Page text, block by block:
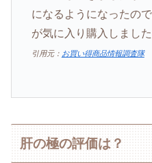
になるようになったの
が気に入り購入しました
引用元： お買い得商品情報調査隊
肝の極の評価は？